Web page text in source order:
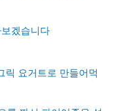
겠습니다
릭 요거트로 만들어먹